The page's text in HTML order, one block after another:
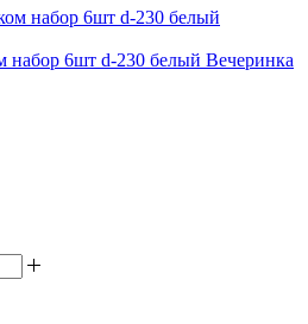
набор 6шт d-230 белый Вечеринка